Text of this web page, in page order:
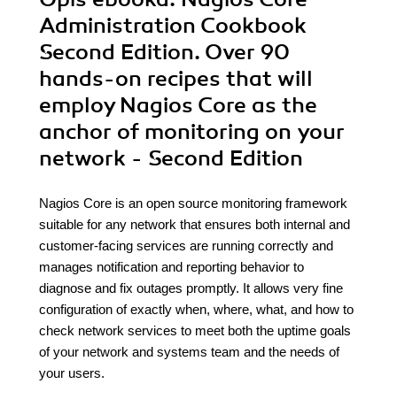
Administration Cookbook
Second Edition. Over 90
hands-on recipes that will
employ Nagios Core as the
anchor of monitoring on your
network - Second Edition
Nagios Core is an open source monitoring framework
suitable for any network that ensures both internal and
customer-facing services are running correctly and
manages notification and reporting behavior to
diagnose and fix outages promptly. It allows very fine
configuration of exactly when, where, what, and how to
check network services to meet both the uptime goals
of your network and systems team and the needs of
your users.